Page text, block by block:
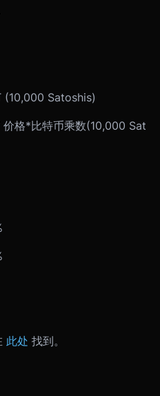
(10,000 Satoshis)
价格*比特币乘数(10,000 Sat
此处 找到。